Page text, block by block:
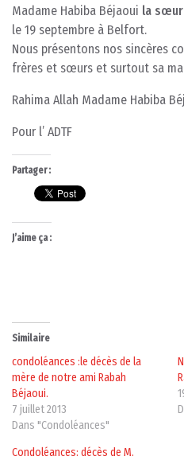
Madame Habiba Béjaoui la sœur
le 19 septembre à Belfort.
Nous présentons nos sincères
frères et sœurs et surtout sa
Rahima Allah Madame Habiba
Pour l’ ADTF
Partager :
J’aime ça :
Similaire
condoléances :le décès de la
mère de notre ami Rabah
Béjaoui.
7 juillet 2013
Dans "Condoléances"
Condoléances: décès de M.